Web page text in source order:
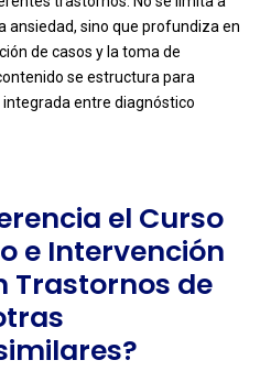
ansiedad, sino que profundiza en
de casos y la toma de
se estructura para
entre diagnóstico
el Curso
e Intervención
Trastornos de